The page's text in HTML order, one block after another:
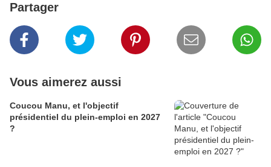
Partager
Vous aimerez aussi
Coucou Manu, et l'objectif
présidentiel du plein-emploi en 2027
?